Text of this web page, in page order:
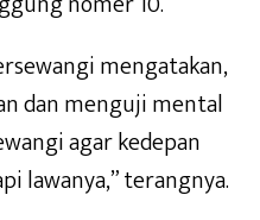
mengatakan,
dan menguji mental
agar kedepan
lawanya,” terangnya.